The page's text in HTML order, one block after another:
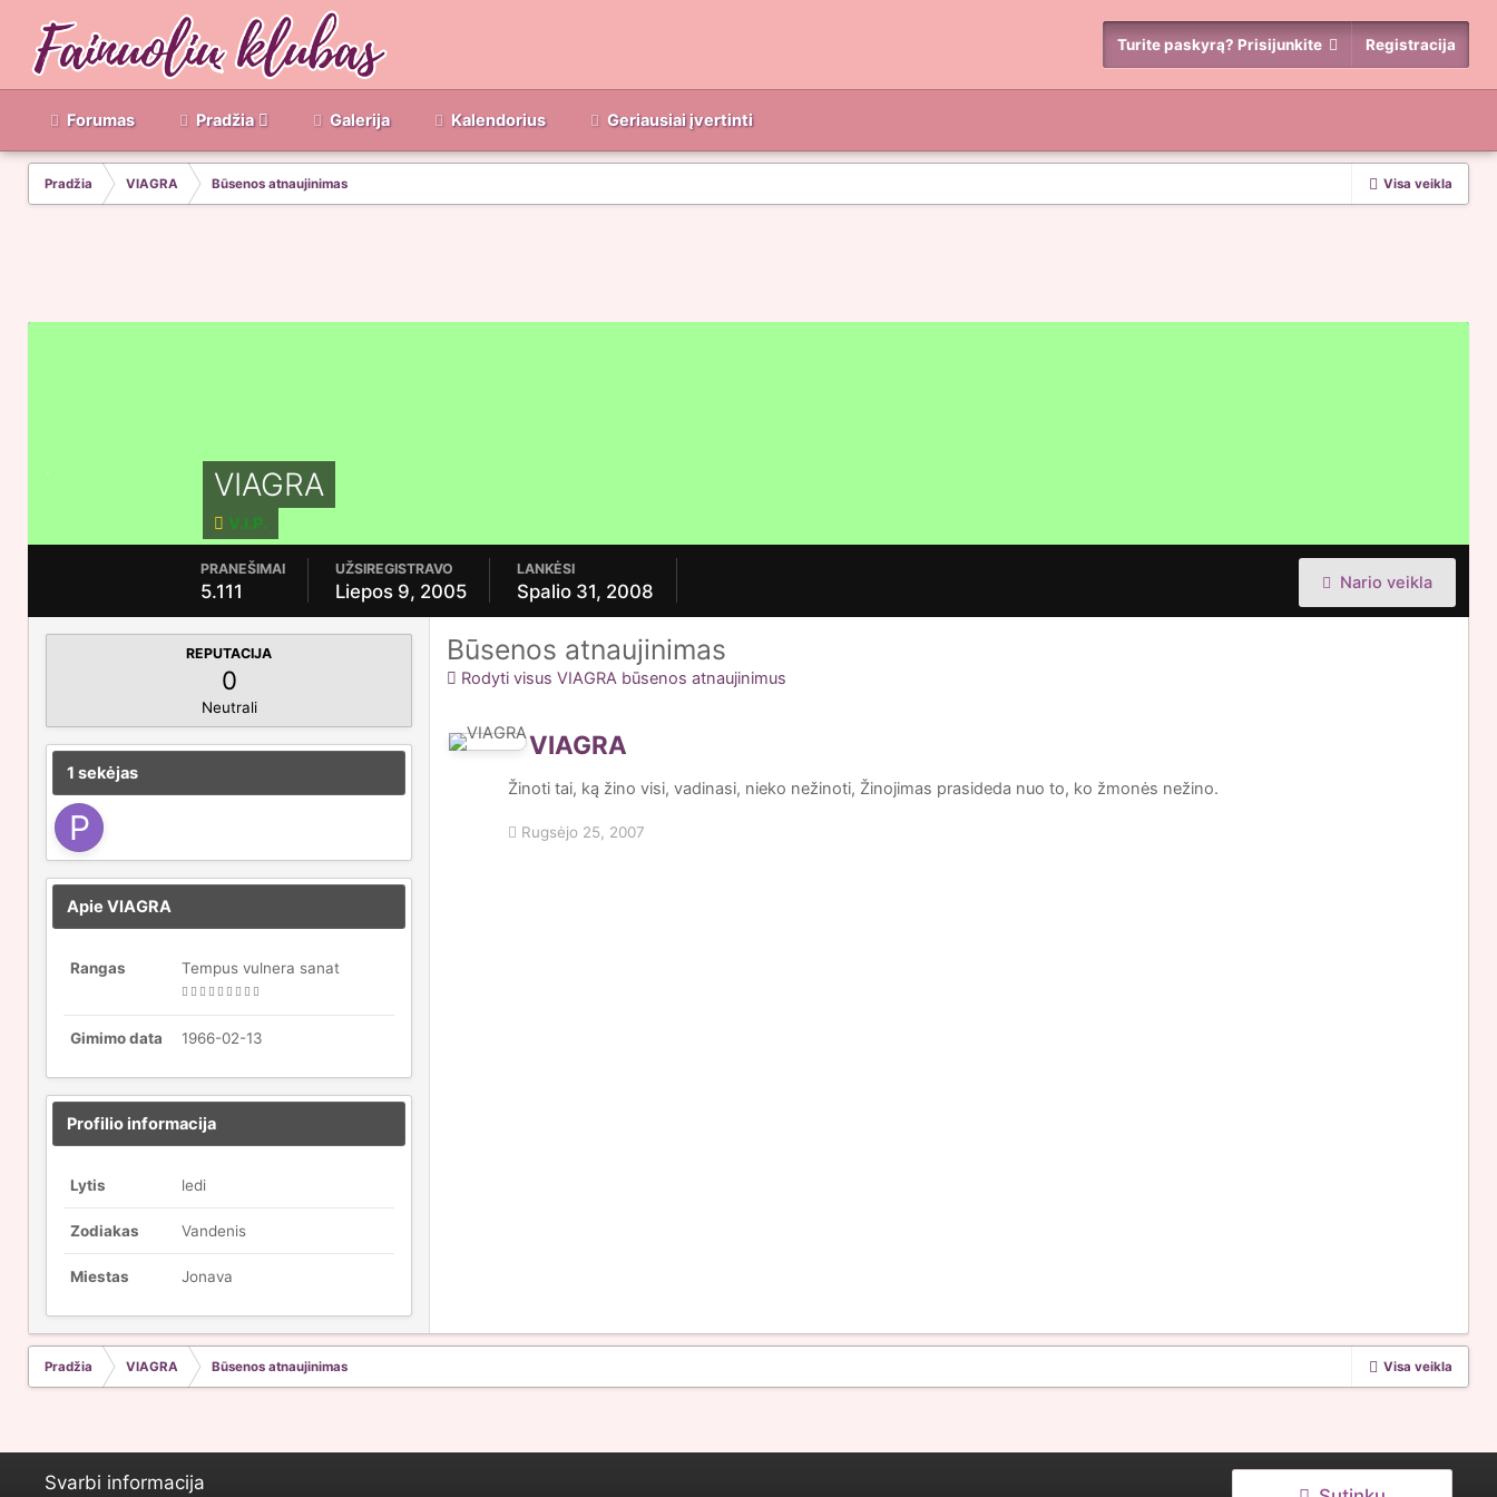
Turite paskyrą? Prisijunkite Registracija
Forumas Pradžia Galerija Kalendorius Geriausiai įvertinti
Visa veikla
Pradžia VIAGRA Būsenos atnaujinimas
VIAGRA
V.I.P.
Nario veikla
PRANEŠIMAI
5.111
UŽSIREGISTRAVO
Liepos 9, 2005
LANKĖSI
Spalio 31, 2008
REPUTACIJA
0
Neutrali
1 sekėjas
Apie VIAGRA
Rangas Tempus vulnera sanat
Gimimo data 1966-02-13
Profilio informacija
Lytis ledi
Zodiakas Vandenis
Miestas Jonava
Būsenos atnaujinimas
Rodyti visus VIAGRA būsenos atnaujinimus
VIAGRA
Žinoti tai, ką žino visi, vadinasi, nieko nežinoti, Žinojimas prasideda nuo to, ko žmonės nežino.
Rugsėjo 25, 2007
Visa veikla
Pradžia VIAGRA Būsenos atnaujinimas
Svarbi informacija